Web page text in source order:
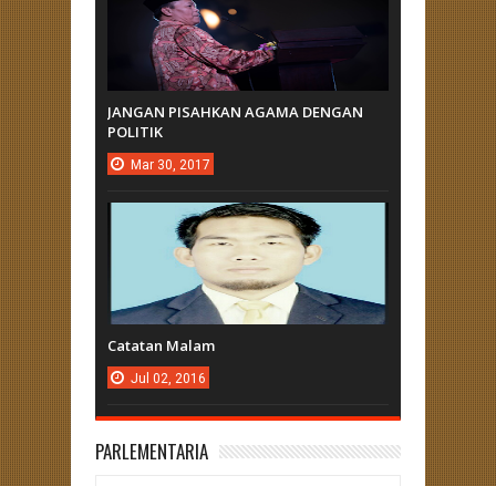
JANGAN PISAHKAN AGAMA DENGAN
POLITIK
Mar 30, 2017
Catatan Malam
Jul 02, 2016
PARLEMENTARIA